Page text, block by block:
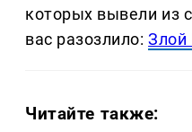
которых вывели из
вас разозлило:Злой
Читайте также: